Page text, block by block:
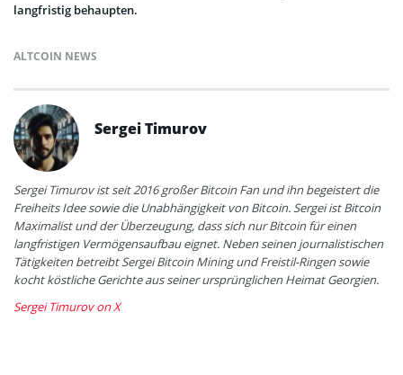
langfristig behaupten.
ALTCOIN NEWS
Sergei Timurov
Sergei Timurov ist seit 2016 großer Bitcoin Fan und ihn begeistert die
Freiheits Idee sowie die Unabhängigkeit von Bitcoin. Sergei ist Bitcoin
Maximalist und der Überzeugung, dass sich nur Bitcoin für einen
langfristigen Vermögensaufbau eignet. Neben seinen journalistischen
Tätigkeiten betreibt Sergei Bitcoin Mining und Freistil-Ringen sowie
kocht köstliche Gerichte aus seiner ursprünglichen Heimat Georgien.
Sergei Timurov on X